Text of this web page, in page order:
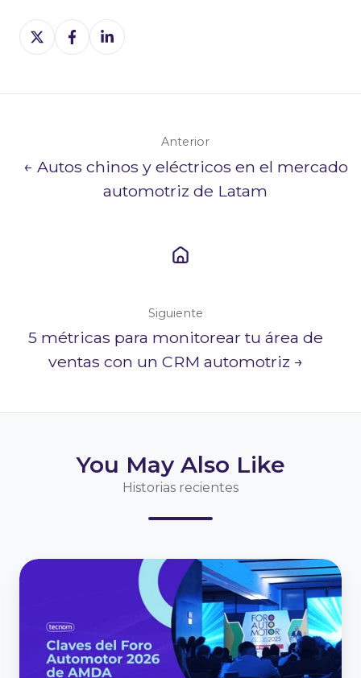
Share
on
Share
on
Share
on
Anterior
← Autos chinos y eléctricos en el mercado
automotriz de Latam
Siguiente
5 métricas para monitorear tu área de
ventas con un CRM automotriz →
You May Also Like
Historias recientes
Claves
Automotor
2026